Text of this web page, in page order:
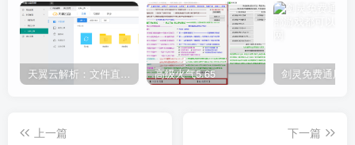
天翼云解析：文件直链获取源码 高级火气5.65
上一篇
下一篇